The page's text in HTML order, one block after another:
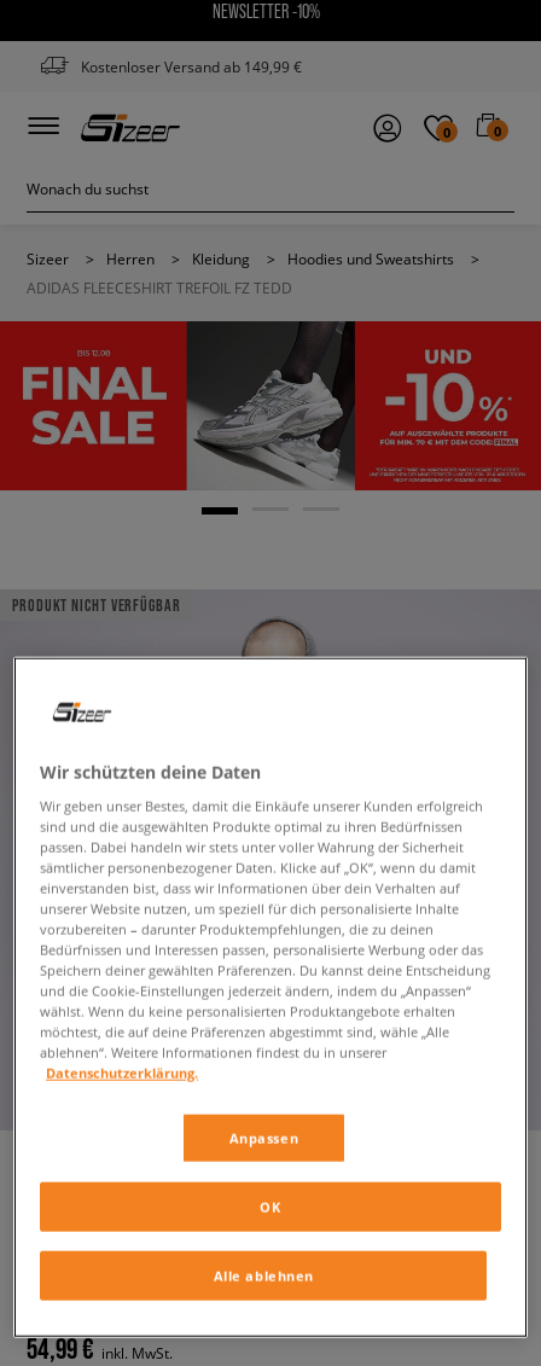
NEWSLETTER -10%
Kostenloser Versand ab 149,99 €
0 0
Sizeer > Herren > Kleidung > Hoodies und Sweatshirts
>
ADIDAS FLEECESHIRT TREFOIL FZ TEDD
PRODUKT NICHT VERFÜGBAR
ADIDAS FLEECESHIRT TREFOIL
FZ TEDD
herren, hoodies und sweatshirts
54,99 € inkl. MwSt.
Wir schützten deine Daten
Wir geben unser Bestes, damit die Einkäufe unserer Kunden erfolgreich
sind und die ausgewählten Produkte optimal zu ihren Bedürfnissen
passen. Dabei handeln wir stets unter voller Wahrung der Sicherheit
sämtlicher personenbezogener Daten. Klicke auf „OK“, wenn du damit
einverstanden bist, dass wir Informationen über dein Verhalten auf
unserer Website nutzen, um speziell für dich personalisierte Inhalte
vorzubereiten – darunter Produktempfehlungen, die zu deinen
Bedürfnissen und Interessen passen, personalisierte Werbung oder das
Speichern deiner gewählten Präferenzen. Du kannst deine Entscheidung
und die Cookie-Einstellungen jederzeit ändern, indem du „Anpassen“
wählst. Wenn du keine personalisierten Produktangebote erhalten
möchtest, die auf deine Präferenzen abgestimmt sind, wähle „Alle
ablehnen“. Weitere Informationen findest du in unserer
Datenschutzerklärung.
Anpassen
Alle ablehnen
OK